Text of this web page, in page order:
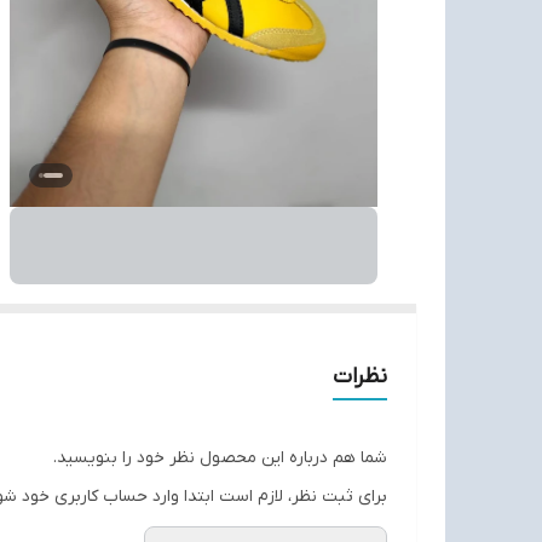
نظرات
شما هم درباره این محصول نظر خود را بنویسید.
برای ثبت نظر، لازم است ابتدا وارد حساب کاربری خود